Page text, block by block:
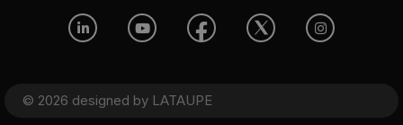
© 2026 designed by LATAUPE